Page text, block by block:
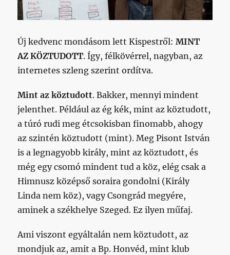
Új kedvenc mondásom lett Kispestről:MINT
AZ KÖZTUDOTT. Így, félkövérrel, nagyban, az
internetes szleng szerint ordítva.
Mint az köztudott. Bakker, mennyi mindent
jelenthet. Például az ég kék, mint az köztudott,
a túró rudi meg étcsokisban finomabb, ahogy
az szintén köztudott (mint). Meg Pisont István
is a legnagyobb király, mint az köztudott, és
még egy csomó mindent tud a köz, elég csak a
Himnusz középső soraira gondolni (Király
Linda nem köz), vagy Csongrád megyére,
aminek a székhelye Szeged. Ez ilyen műfaj.
Ami viszont egyáltalán nem köztudott, az
mondjuk az, amit a Bp. Honvéd, mint klub